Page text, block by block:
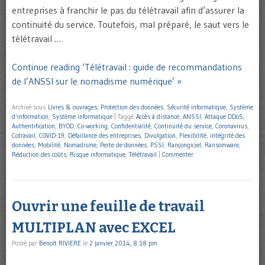
entreprises à franchir le pas du télétravail afin d’assurer la
continuité du service. Toutefois, mal préparé, le saut vers le
télétravail …
Continue reading ‘Télétravail : guide de recommandations
de l’ANSSI sur le nomadisme numérique’ »
Archivé sous Livres & ouvrages, Protection des données, Sécurité informatique, Système
d'information, Système informatique Taggé Accès à distance, ANSSI, Attaque DDoS,
Authentification, BYOD, Co-working, Confidentialité, Continuité du service, Coronavirus,
Cotravail, COVID-19, Défaillance des entreprises, Divulgation, Flexibilité, intégrité des
données, Mobilité, Nomadisme, Perte de données, PSSI, Rançongiciel, Ransomware,
Réduction des coûts, Risque informatique, Télétravail Commenter
Ouvrir une feuille de travail
MULTIPLAN avec EXCEL
Posté par Benoît RIVIERE le 2 janvier 2014, 8:18 pm